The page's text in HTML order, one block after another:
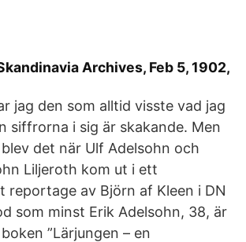
Archives, Feb 5, 1902,
jag den som alltid visste vad jag
siffrorna i sig är skakande. Men
det när Ulf Adelsohn och
­Liljeroth kom ut i ett
reportage av Björn af Kleen i DN
som minst Erik Adelsohn, 38, är
”Lärjungen – en